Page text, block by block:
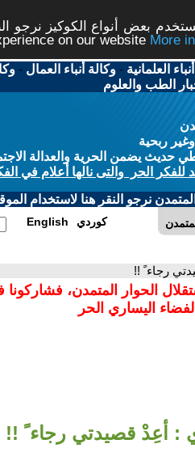
بعض أنواع الكوكيز نرجو
on our website
العلمانية -وكالة أنباء العمال -
الطب والعلوم
ربحية
يضمن الحرية والعدالة
الحر والتى نالها أعلام في
نرجو النقر هنا لاستخدام
English كوردي
رجاء ً !!
الحوار المتمدن،
اليساري الحر
: أعِدْ قصيدتي رجاء ً !!